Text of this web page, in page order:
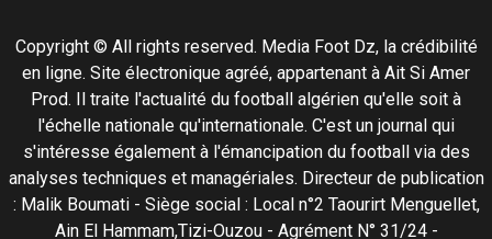
Copyright © All rights reserved. Media Foot Dz, la crédibilité
en ligne. Site électronique agréé, appartenant à Ait Si Amer
Prod. Il traite l'actualité du football algérien qu'elle soit à
l'échelle nationale qu'internationale. C'est un journal qui
s'intéresse également à l'émancipation du football via des
analyses techniques et managériales. Directeur de publication
: Malik Boumati - Siège social : Local n°2 Taourirt Menguellet,
Ain El Hammam,Tizi-Ouzou - Agrément N° 31/24 -